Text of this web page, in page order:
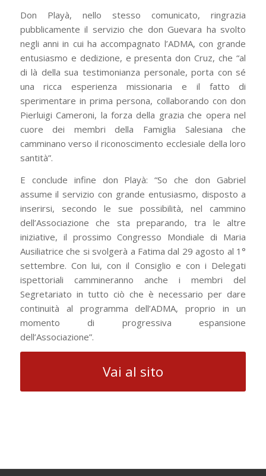
Don Playà, nello stesso comunicato, ringrazia
pubblicamente il servizio che don Guevara ha svolto
negli anni in cui ha accompagnato l’ADMA, con grande
entusiasmo e dedizione, e presenta don Cruz, che “al
di là della sua testimonianza personale, porta con sé
una ricca esperienza missionaria e il fatto di
sperimentare in prima persona, collaborando con don
Pierluigi Cameroni, la forza della grazia che opera nel
cuore dei membri della Famiglia Salesiana che
camminano verso il riconoscimento ecclesiale della loro
santità”.
E conclude infine don Playà: “So che don Gabriel
assume il servizio con grande entusiasmo, disposto a
inserirsi, secondo le sue possibilità, nel cammino
dell’Associazione che sta preparando, tra le altre
iniziative, il prossimo Congresso Mondiale di Maria
Ausiliatrice che si svolgerà a Fatima dal 29 agosto al 1°
settembre. Con lui, con il Consiglio e con i Delegati
ispettoriali cammineranno anche i membri del
Segretariato in tutto ciò che è necessario per dare
continuità al programma dell’ADMA, proprio in un
momento di progressiva espansione
dell’Associazione”.
Vai al sito